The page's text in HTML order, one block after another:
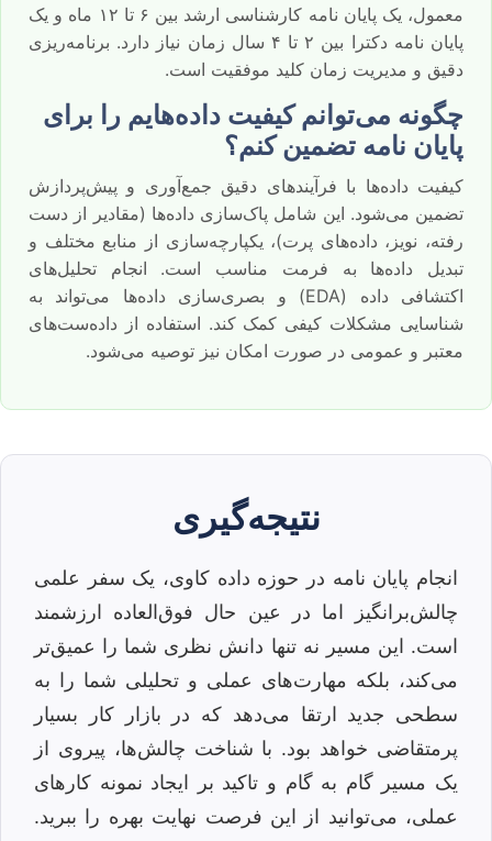
معمول، یک پایان نامه کارشناسی ارشد بین ۶ تا ۱۲ ماه و یک
پایان نامه دکترا بین ۲ تا ۴ سال زمان نیاز دارد. برنامه‌ریزی
دقیق و مدیریت زمان کلید موفقیت است.
چگونه می‌توانم کیفیت داده‌هایم را برای
پایان نامه تضمین کنم؟
کیفیت داده‌ها با فرآیندهای دقیق جمع‌آوری و پیش‌پردازش
تضمین می‌شود. این شامل پاک‌سازی داده‌ها (مقادیر از دست
رفته، نویز، داده‌های پرت)، یکپارچه‌سازی از منابع مختلف و
تبدیل داده‌ها به فرمت مناسب است. انجام تحلیل‌های
اکتشافی داده (EDA) و بصری‌سازی داده‌ها می‌تواند به
شناسایی مشکلات کیفی کمک کند. استفاده از داده‌ست‌های
معتبر و عمومی در صورت امکان نیز توصیه می‌شود.
نتیجه‌گیری
انجام پایان نامه در حوزه داده کاوی، یک سفر علمی
چالش‌برانگیز اما در عین حال فوق‌العاده ارزشمند
است. این مسیر نه تنها دانش نظری شما را عمیق‌تر
می‌کند، بلکه مهارت‌های عملی و تحلیلی شما را به
سطحی جدید ارتقا می‌دهد که در بازار کار بسیار
پرمتقاضی خواهد بود. با شناخت چالش‌ها، پیروی از
یک مسیر گام به گام و تاکید بر ایجاد نمونه کارهای
عملی، می‌توانید از این فرصت نهایت بهره را ببرید.